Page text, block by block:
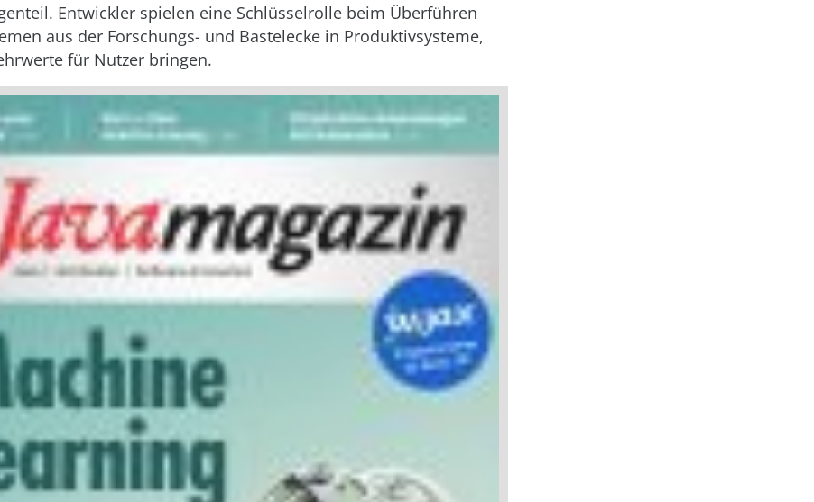
Entwickler spielen eine Schlüsselrolle beim Überführen
aus der Forschungs- und Bastelecke in Produktivsysteme,
für Nutzer bringen.